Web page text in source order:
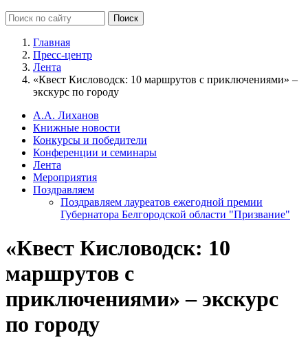
Главная
Пресс-центр
Лента
«Квест Кисловодск: 10 маршрутов с приключениями» –
экскурс по городу
А.А. Лиханов
Книжные новости
Конкурсы и победители
Конференции и семинары
Лента
Мероприятия
Поздравляем
Поздравляем лауреатов ежегодной премии
Губернатора Белгородской области "Призвание"
«Квест Кисловодск: 10
маршрутов с
приключениями» – экскурс
по городу